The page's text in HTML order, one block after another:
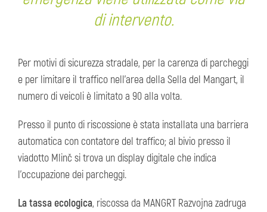
di intervento.
Per motivi di sicurezza stradale, per la carenza di parcheggi
e per limitare il traffico nell’area della Sella del Mangart, il
numero di veicoli è limitato a 90 alla volta.
Presso il punto di riscossione è stata installata una barriera
automatica con contatore del traffico; al bivio presso il
viadotto Mlinč si trova un display digitale che indica
l’occupazione dei parcheggi.
La tassa ecologica, riscossa da MANGRT Razvojna zadruga